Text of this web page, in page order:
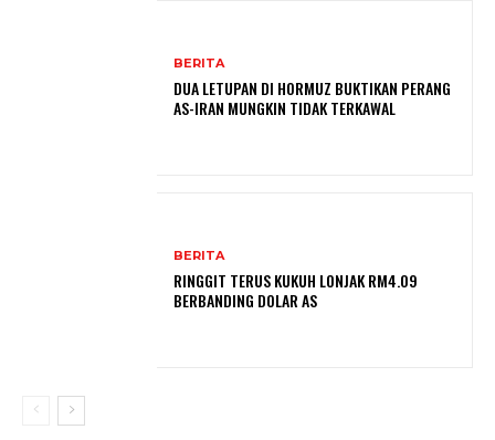
BERITA
DUA LETUPAN DI HORMUZ BUKTIKAN PERANG
AS-IRAN MUNGKIN TIDAK TERKAWAL
BERITA
RINGGIT TERUS KUKUH LONJAK RM4.09
BERBANDING DOLAR AS